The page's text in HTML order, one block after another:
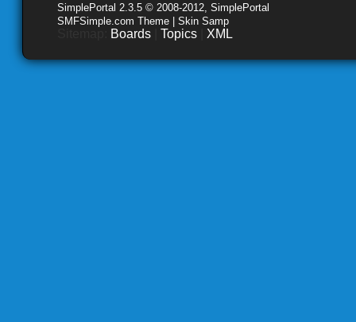
SimplePortal 2.3.5 © 2008-2012, SimplePortal
SMFSimple.com Theme | Skin Samp
Boards Topics XML